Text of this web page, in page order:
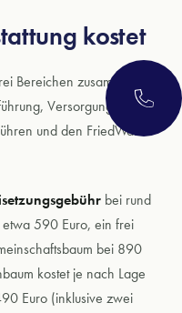
kostet
Bereichen zusammen:
Versorgung,
und den FriedWald-
bei rund
590 Euro, ein frei
bei 890
kostet je nach Lage
Euro (inklusive zwei